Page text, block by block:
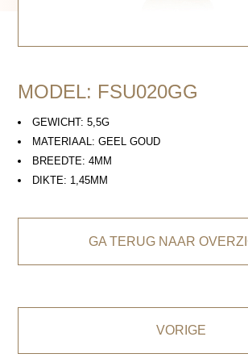
MODEL: FSU020GG
GEWICHT: 5,5G
MATERIAAL: GEEL GOUD
BREEDTE: 4MM
DIKTE: 1,45MM
GA TERUG NAAR
VORIGE